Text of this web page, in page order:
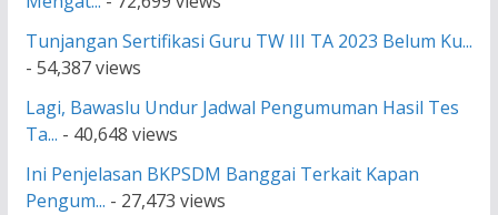
Tunjangan Sertifikasi Guru TW III TA 2023 Belum Ku...
- 54,387 views
Lagi, Bawaslu Undur Jadwal Pengumuman Hasil Tes
Ta... - 40,648 views
Ini Penjelasan BKPSDM Banggai Terkait Kapan
Pengum... - 27,473 views